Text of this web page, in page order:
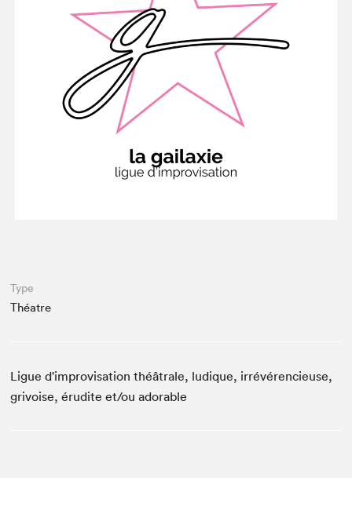
Espace enseignant·e·s
Espace pro
Type
Théatre
Ligue d'improvisation théâtrale, ludique, irrévérencieuse,
grivoise, érudite et/ou adorable